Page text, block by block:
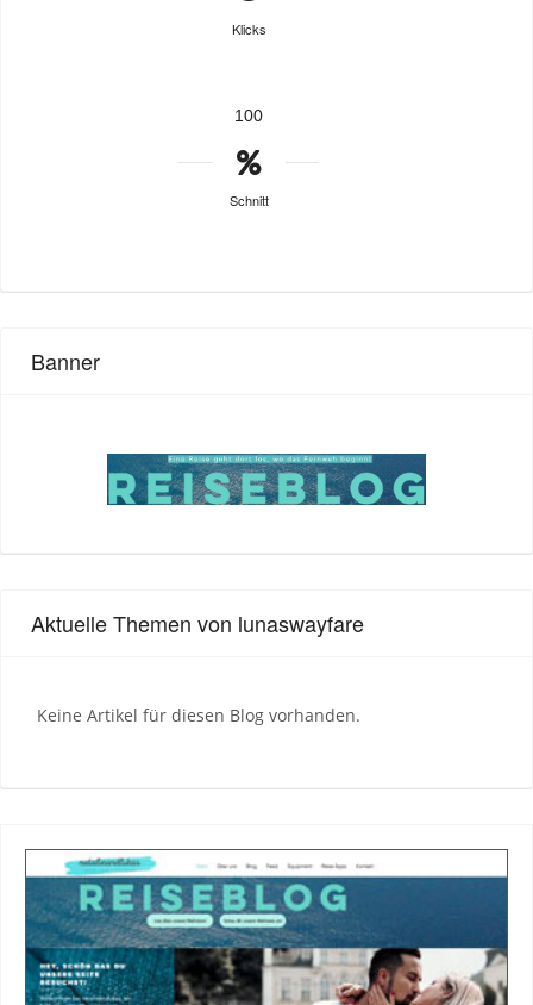
Klicks
100
Schnitt
Banner
Aktuelle Themen von lunaswayfare
Keine Artikel für diesen Blog vorhanden.